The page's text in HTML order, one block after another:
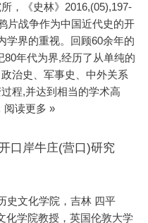
，《史林》2016,(05),197-
片战争作为中国近代史的开
学界的重视。回顾60余年的
年代为界,经历了从单纯的
治史、军事史、中外关系
程,并达到相当的学术高
阅读更多 »
口岸牛庄(营口)研究
史文化学院，吉林 四平
化学院教授，英国伦敦大学